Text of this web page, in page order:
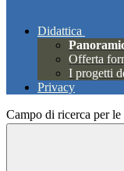
Didattica
Offerta
I progetti
Privacy
Campo di ricerca per